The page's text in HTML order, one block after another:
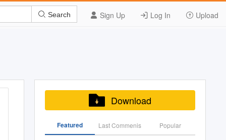
Sign Up Log In Upload
Search
Download
Featured Last Commenis Popular